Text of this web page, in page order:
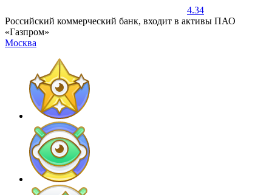
4.34
Российский коммерческий банк, входит в активы ПАО
«Газпром»
Москва